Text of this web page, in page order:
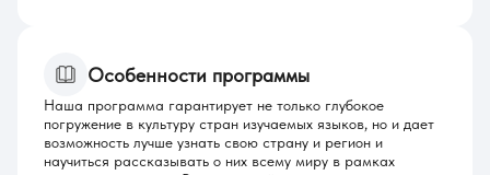
Особенности программы
Наша программа гарантирует не только глубокое
погружение в культуру стран изучаемых языков, но и дает
возможность лучше узнать свою страну и регион и
научиться рассказывать о них всему миру в рамках